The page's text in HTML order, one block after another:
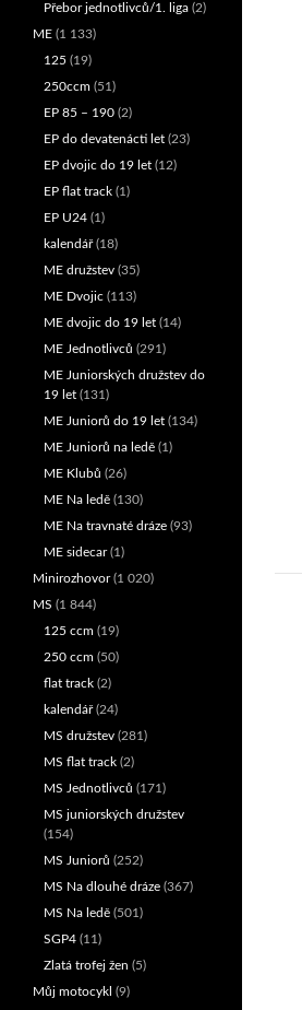
Přebor jednotlivců/1. liga (2)
ME (1 133)
125 (19)
250ccm (51)
EP 85 – 190 (2)
EP do devatenácti let (23)
EP dvojic do 19 let (12)
EP flat track (1)
EP U24 (1)
kalendář(18)
ME družstev (35)
ME Dvojic (113)
ME dvojic do 19 let (14)
ME Jednotlivců (291)
ME Juniorských družstev do
19 let (131)
ME Juniorů do 19 let (134)
ME Juniorů na ledě (1)
ME Klubů (26)
ME Na ledě (130)
ME Na travnaté dráze (93)
ME sidecar(1)
Minirozhovor(1 020)
MS (1 844)
125 ccm (19)
250 ccm (50)
flat track (2)
kalendář(24)
MS družstev (281)
MS flat track (2)
MS Jednotlivců (171)
MS juniorských družstev
(154)
MS Juniorů (252)
MS Na dlouhé dráze (367)
MS Na ledě (501)
SGP4 (11)
Zlatá trofej žen (5)
Můj motocykl (9)